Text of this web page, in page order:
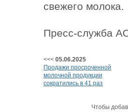
свежего молока.
Пресс-служба
<<< 05.06.2025
Продажи просроченной
молочной продукции
сократились в 41 раз
Чтобы